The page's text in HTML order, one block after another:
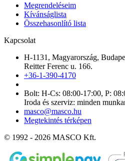
Megrendeléseim
Kívánságlista
Összehasonlító lista
Kapcsolat
H-1131, Magyarország,
Reitter Ferenc u. 166.
+36-1-390-4170
Bolt: H-Cs: 08:00-17:00, P:
Iroda és szerviz: minden
masco@masco.hu
Megtekintés térképen
© 1992 - 2026 MASCO Kft.